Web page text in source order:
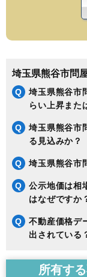
埼玉県熊谷市問
Q
埼玉県熊谷市
らい上昇また
Q
埼玉県熊谷市
る見込みか？
Q 埼玉県熊谷市
Q
公示地価は相
はなぜですか
Q
不動産価格デ
出されている
所有す